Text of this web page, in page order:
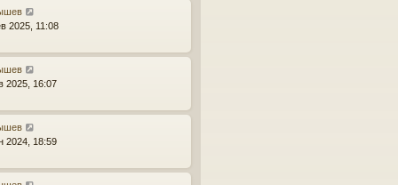
2025, 11:08
2025, 16:07
2024, 18:59